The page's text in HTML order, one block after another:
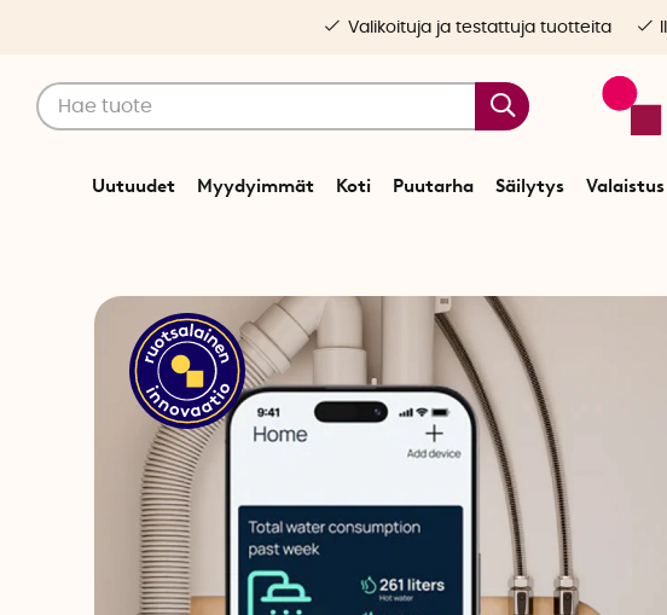
Uutuudet Myydyimmät Koti Puutarha Säilytys Valaistus
Valikoituja ja testattuja tuotteita